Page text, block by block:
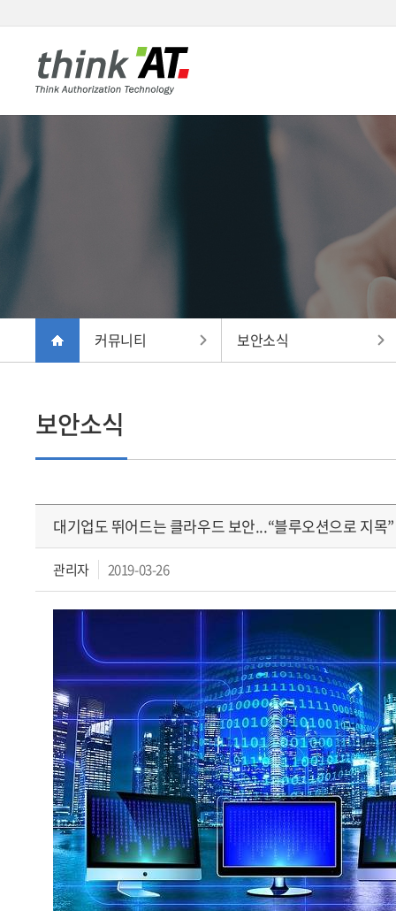
커뮤니티 보안소식
보안소식
대기업도 뛰어드는 클라우드 보안...“블루오션으로 지목”
관리자 2019-03-26